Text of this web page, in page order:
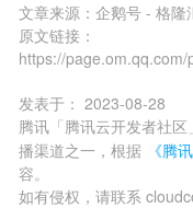
文章来源： 企鹅号 - 格隆
原文链接：
https://
发表于： 2023-08-28
腾讯「腾讯云开发者社
播渠道之一，根据
《腾
容。
如有侵权，请联系